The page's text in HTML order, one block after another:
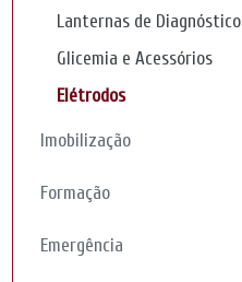
Lanternas de Diagnóstico
Glicemia e Acessórios
Elétrodos
Imobilização
Formação
Emergência